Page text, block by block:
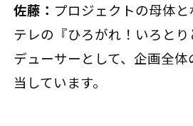
佐藤： プロジェクトの母体
テレの『ひろがれ！いろと
デューサーとして、企画全
当しています。